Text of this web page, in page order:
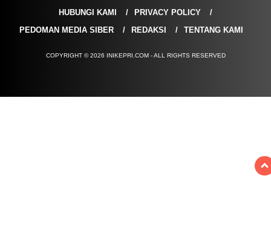
HUBUNGI KAMI
PRIVACY POLICY
PEDOMAN MEDIA SIBER
REDAKSI TENTANG KAMI
COPYRIGHT © 2026 INIKEPRI.COM - ALL RIGHTS RESERVED